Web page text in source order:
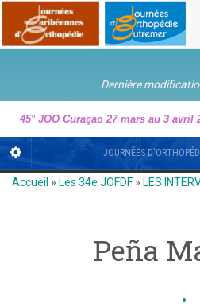
Dernière
45° JOO Curaçao 27 mars au 3 avril
JOURNÉES
Accueil » Les 34e JOFDF » LES
Peña